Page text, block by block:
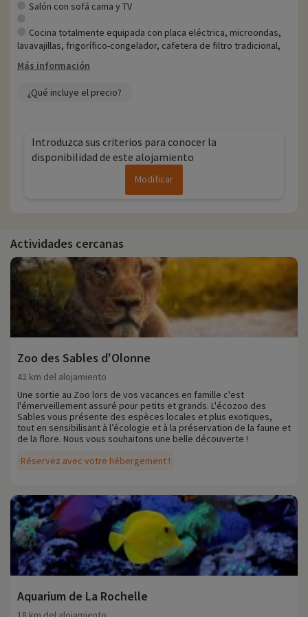
cerca de nuestros alojamientos: zoo, acuario, etc. Si ya hemos
negociado actividades, se pueden reservar con descuento
directamente en línea después de haber elegido su alojamiento, ¡y
puede descubrirlas
haciendo clic aquí!
Salón con sofá cama y TV
Cocina totalmente equipada con placa eléctrica, microondas,
lavavajillas, frigorífico-congelador, cafetera de filtro tradicional,
Más información
¿Qué incluye el precio?
Introduzca sus criterios para conocer la
disponibilidad de este alojamiento
Modificar
Actividades cercanas
Zoo des Sables d'Olonne
Réservez avec votre hébergement !
42 km del alojamiento
Une sortie au Zoo lors de vos vacances en famille c'est
l'émerveillement assuré pour petits et grands. L'écozoo des
Sables vous présente des espèces locales et plus exotiques,
tout en sensibilisant à l’écologie et à la préservation de la faune et
de la flore. Nous vous souhaitons une belle découverte !
Aquarium de La Rochelle